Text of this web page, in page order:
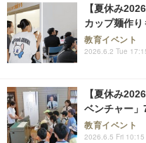
【夏休み
カップ麺作り
教育イベント
2026.6.2 Tue
【夏休み
ベンチャー
教育イベント
2026.6.5 Fri 10:15